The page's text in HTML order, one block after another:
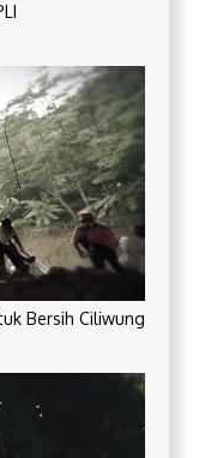
Bersih Ciliwung